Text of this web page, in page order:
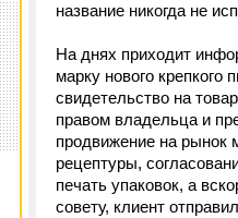
название никогда не
На днях приходит
марку нового
свидетельство на
правом владельца и
продвижение на рынок
рецептуры,
печать упаковок, а
совету, клиент